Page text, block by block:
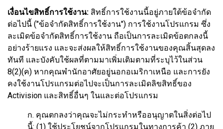
เงื่อนไขสิทธิ์การใช้งาน: สิทธิ์การใช้งานนี้อยู่ภายใต้ข้อจำกัด
ต่อไปนี้ ("ข้อจำกัดสิทธิ์การใช้งาน") การใช้งานโปรแกรม ซึ่ง
ละเมิดข้อจำกัดสิทธิ์การใช้งาน ถือเป็นการละเมิดข้อตกลงนี้
อย่างร้ายแรง และจะส่งผลให้สิทธิ์การใช้งานของคุณสิ้นสุดลง
ทันที และบังคับใช้ผลที่ตามมาเพิ่มเติมตามที่ระบุไว้ในส่วน
8(2)(ค) หากคุณพำนักอาศัยอยู่นอกอเมริกาเหนือ และการยัง
คงใช้งานโปรแกรมต่อไปจะเป็นการละเมิดลิขสิทธิ์ของ
Activision และสิทธิ์อื่นๆ ในและต่อโปรแกรม
ก. คุณตกลงว่าคุณจะไม่กระทำหรืออนุญาตในสิ่งต่อไป
นี้: (1) ใช้ประโยชน์จากโปรแกรมในทางการค้า (2) ภาย